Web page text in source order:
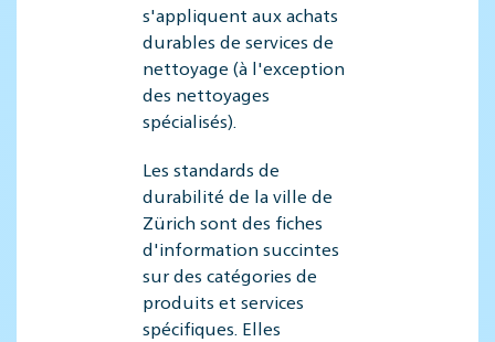
s'appliquent aux achats
durables de services de
nettoyage (à l'exception
des nettoyages
spécialisés).
Les standards de
durabilité de la ville de
Zürich sont des fiches
d'information succintes
sur des catégories de
produits et services
spécifiques. Elles